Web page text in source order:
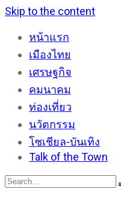
Skip to the content
หน้าแรก
เมืองไทย
เศรษฐกิจ
คมนาคม
ท่องเที่ยว
นวัตกรรม
โซเชียล-บันเทิง
Talk of the Town